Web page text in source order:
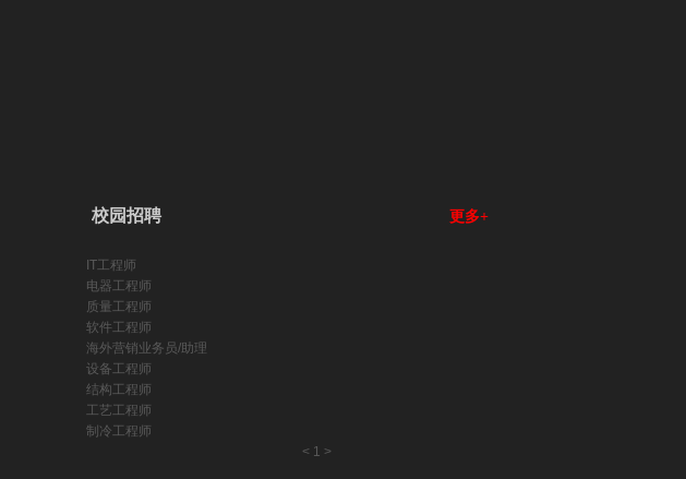
IT工程师
电器工程师
质量工程师
软件工程师
海外营销业务员/助理
设备工程师
结构工程师
工艺工程师
制冷工程师
< 1 >
校园招聘 更多+